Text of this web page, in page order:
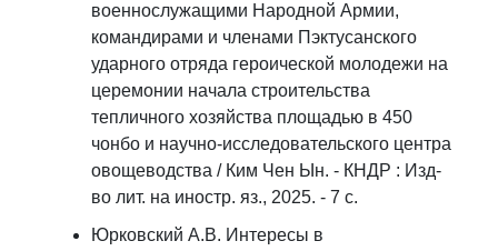
военнослужащими Народной Армии,
командирами и членами Пэктусанского
ударного отряда героической молодежи на
церемонии начала строительства
тепличного хозяйства площадью в 450
чонбо и научно-исследовательского центра
овощеводства / Ким Чен Ын. - КНДР : Изд-
во лит. на иностр. яз., 2025. - 7 с.
Юрковский А.В. Интересы в